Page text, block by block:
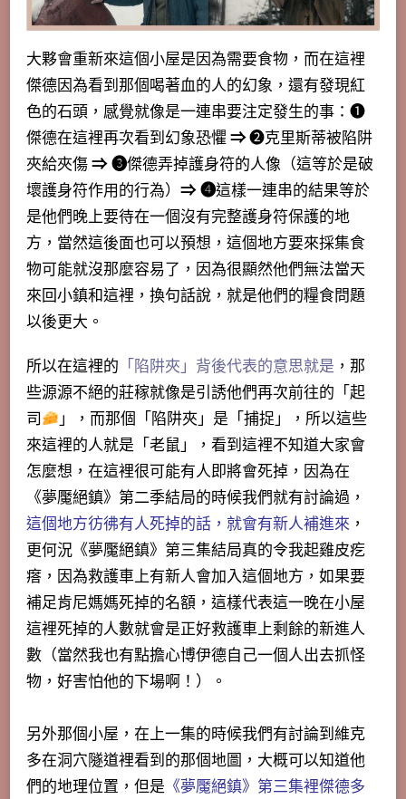
大夥會重新來這個小屋是因為需要食物，而在這裡
傑德因為看到那個喝著血的人的幻象，還有發現紅
色的石頭，感覺就像是一連串要注定發生的事：❶
傑德在這裡再次看到幻象恐懼⇒❷克里斯蒂被陷阱
夾給夾傷⇒ ❸傑德弄掉護身符的人像（這等於是破
壞護身符作用的行為） ⇒ ❹這樣一連串的結果等於
是他們晚上要待在一個沒有完整護身符保護的地
方，當然這後面也可以預想，這個地方要來採集食
物可能就沒那麼容易了，因為很顯然他們無法當天
來回小鎮和這裡，換句話說，就是他們的糧食問題
以後更大。
所以在這裡的 「陷阱夾」背後代表的意思就是 ， 那
些源源不絕的莊稼就像是引誘他們再次前往的「起
司
」，而那個「陷阱夾」是「捕捉」，所以這些
來這裡的人就是「老鼠」
，看到這裡不知道大家會
怎麼想，在這裡很可能有人即將會死掉，因為在
《夢魘絕鎮》第二季結局的時候我們就有討論過，
這個地方彷彿有人死掉的話，就會有新人補進來 ，
更何況《夢魘絕鎮》第三集結局真的令我起雞皮疙
瘩，因為救護車上有新人會加入這個地方，如果要
補足肯尼媽媽死掉的名額，這樣代表這一晚在小屋
這裡死掉的人數就會是正好救護車上剩餘的新進人
數（當然我也有點擔心博伊德自己一個人出去抓怪
物，好害怕他的下場啊！）。
另外那個小屋，在上一集的時候我們有討論到維克
多在洞穴隧道裡看到的那個地圖，大概可以知道他
們的地理位置，但是 《夢魘絕鎮》第三集裡傑德多